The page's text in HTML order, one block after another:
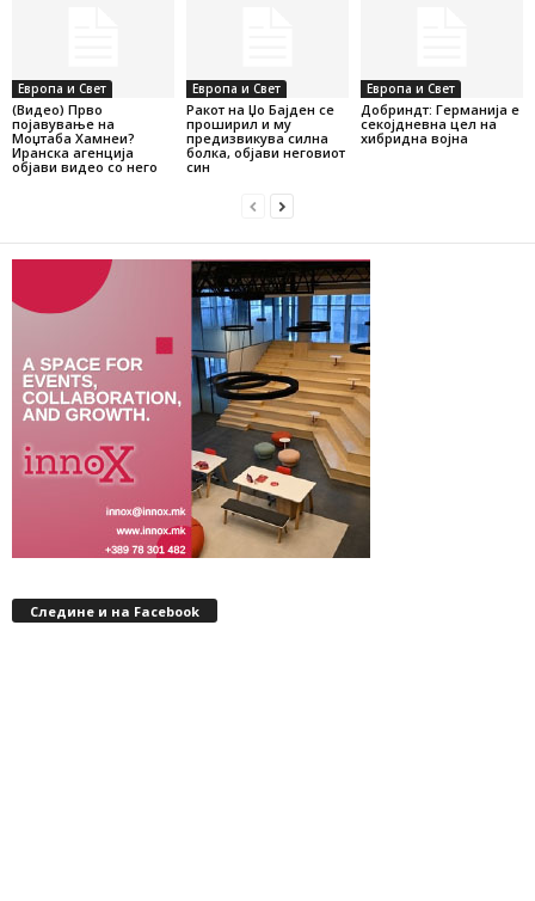
Европа и Свет
(Видео) Прво
појавување на
Моџтаба Хамнеи?
Иранска агенција
објави видео со него
Европа и Свет
Ракот на Џо Бајден се
проширил и му
предизвикува силна
болка, објави неговиот
син
Европа и Свет
Добриндт: Германија е
секојдневна цел на
хибридна војна
Следине и на Facebook